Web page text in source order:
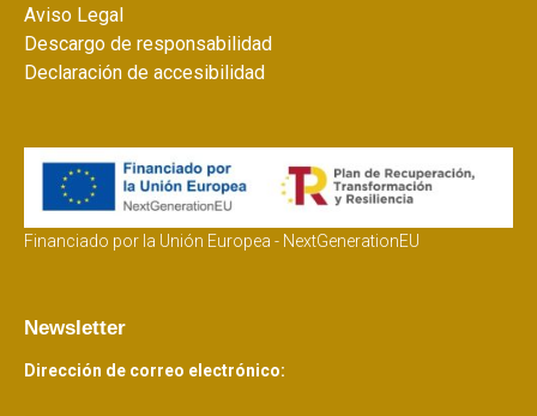
Aviso Legal
Descargo de responsabilidad
Declaración de accesibilidad
Financiado por la Unión Europea - NextGenerationEU
Newsletter
Dirección de correo electrónico: